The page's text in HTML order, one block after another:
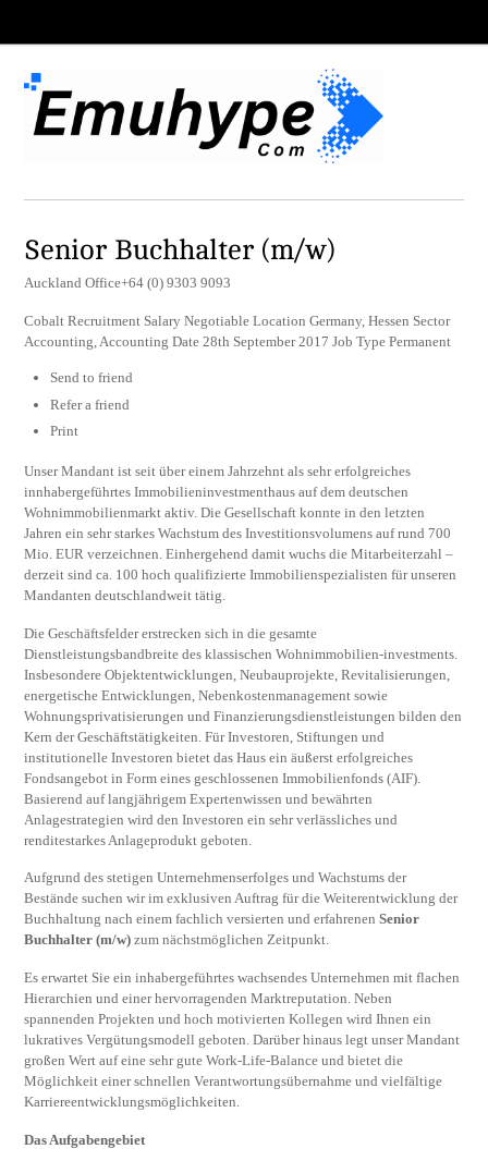
Senior Buchhalter (m/w)
Auckland Office+64 (0) 9303 9093
Cobalt Recruitment Salary Negotiable Location Germany, Hessen Sector
Accounting, Accounting Date 28th September 2017 Job Type Permanent
Send to friend
Refer a friend
Print
Unser Mandant ist seit über einem Jahrzehnt als sehr erfolgreiches
innhabergeführtes Immobilieninvestmenthaus auf dem deutschen
Wohnimmobilienmarkt aktiv. Die Gesellschaft konnte in den letzten
Jahren ein sehr starkes Wachstum des Investitionsvolumens auf rund 700
Mio. EUR verzeichnen. Einhergehend damit wuchs die Mitarbeiterzahl –
derzeit sind ca. 100 hoch qualifizierte Immobilienspezialisten für unseren
Mandanten deutschlandweit tätig.
Die Geschäftsfelder erstrecken sich in die gesamte
Dienstleistungsbandbreite des klassischen Wohnimmobilien-investments.
Insbesondere Objektentwicklungen, Neubauprojekte, Revitalisierungen,
energetische Entwicklungen, Nebenkostenmanagement sowie
Wohnungsprivatisierungen und Finanzierungsdienstleistungen bilden den
Kern der Geschäftstätigkeiten. Für Investoren, Stiftungen und
institutionelle Investoren bietet das Haus ein äußerst erfolgreiches
Fondsangebot in Form eines geschlossenen Immobilienfonds (AIF).
Basierend auf langjährigem Expertenwissen und bewährten
Anlagestrategien wird den Investoren ein sehr verlässliches und
renditestarkes Anlageprodukt geboten.
Aufgrund des stetigen Unternehmenserfolges und Wachstums der
Bestände suchen wir im exklusiven Auftrag für die Weiterentwicklung der
Buchhaltung nach einem fachlich versierten und erfahrenenSenior
Buchhalter (m/w) zum nächstmöglichen Zeitpunkt.
Es erwartet Sie ein inhabergeführtes wachsendes Unternehmen mit flachen
Hierarchien und einer hervorragenden Marktreputation. Neben
spannenden Projekten und hoch motivierten Kollegen wird Ihnen ein
lukratives Vergütungsmodell geboten. Darüber hinaus legt unser Mandant
großen Wert auf eine sehr gute Work-Life-Balance und bietet die
Möglichkeit einer schnellen Verantwortungsübernahme und vielfältige
Karriereentwicklungsmöglichkeiten.
Das Aufgabengebiet